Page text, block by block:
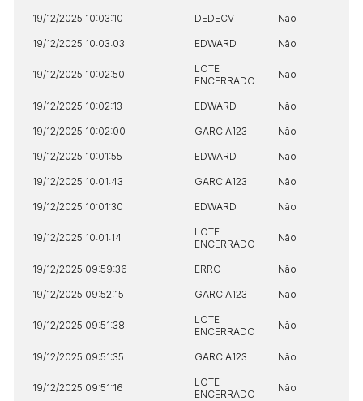
19/12/2025 10:03:10 DEDECV Não
19/12/2025 10:03:03 EDWARD Não
19/12/2025 10:02:50
LOTE
ENCERRADO
Não
19/12/2025 10:02:13 EDWARD Não
19/12/2025 10:02:00 GARCIA123 Não
19/12/2025 10:01:55 EDWARD Não
19/12/2025 10:01:43 GARCIA123 Não
19/12/2025 10:01:30 EDWARD Não
19/12/2025 10:01:14
LOTE
ENCERRADO
Não
19/12/2025 09:59:36 ERRO Não
19/12/2025 09:52:15 GARCIA123 Não
19/12/2025 09:51:38
LOTE
ENCERRADO
Não
19/12/2025 09:51:35 GARCIA123 Não
19/12/2025 09:51:16
LOTE
ENCERRADO
Não